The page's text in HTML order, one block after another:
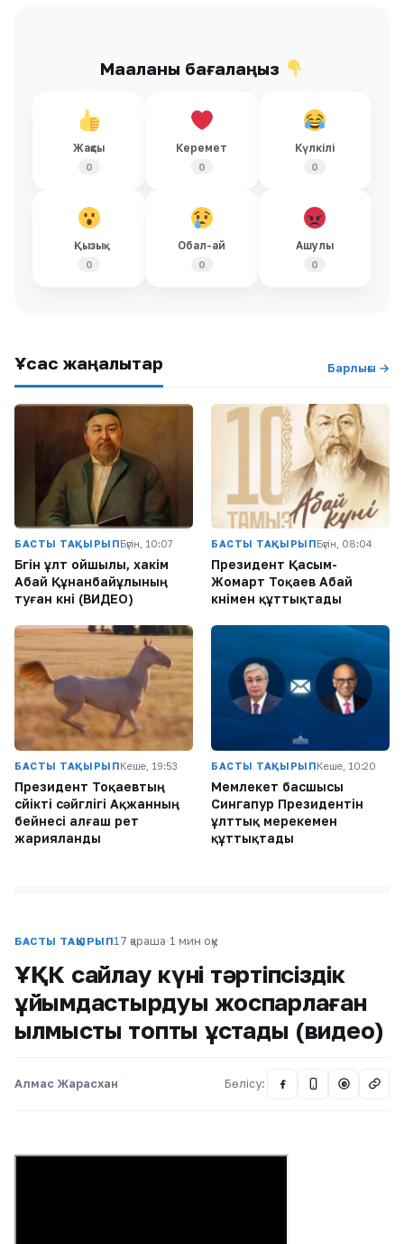
Мақаланы бағалаңыз
Жақсы
0
Керемет
0
Күлкілі
0
Қызық
0
Обал-ай
0
Ашулы
0
Ұқсас жаңалықтар Барлығы →
БАСТЫ ТАҚЫРЫПБүгін, 10:07
Бүгін ұлт ойшылы, хакім
Абай Құнанбайұлының
туған күні (ВИДЕО)
БАСТЫ ТАҚЫРЫПБүгін, 08:04
Президент Қасым-
Жомарт Тоқаев Абай
күнімен құттықтады
БАСТЫ ТАҚЫРЫПКеше, 19:53
Президент Тоқаевтың
сүйікті сәйгүлігі Ақжанның
бейнесі алғаш рет
жарияланды
БАСТЫ ТАҚЫРЫПКеше, 10:20
Мемлекет басшысы
Сингапур Президентін
ұлттық мерекемен
құттықтады
БАСТЫ ТАҚЫРЫП17 қараша·1 мин оқу
ҰҚК сайлау күні тәртіпсіздік
ұйымдастырдуы жоспарлаған
қылмыстық топты ұстады (видео)
Алмас Жарасхан Бөлісу: @